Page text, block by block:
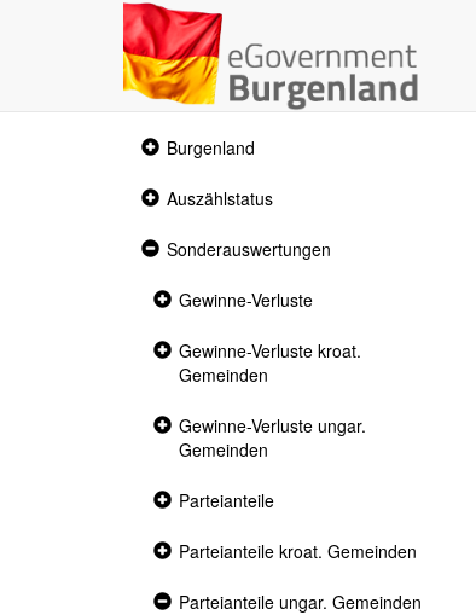
Collapsed
section
Burgenland
Collapsed
Auszählstatus
Expanded
Sonderauswertungen
Collapsed
Gewinne-Verluste
Collapsed
section
Gewinne-Verluste kroat.
Gemeinden
Collapsed
section
Gewinne-Verluste ungar.
Gemeinden
Collapsed
Parteianteile
Collapsed
Parteianteile kroat. Gemeinden
Expanded
Parteianteile ungar. Gemeinden